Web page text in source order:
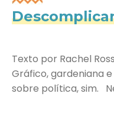
Texto por Rachel
Gráfico, gardeniana
sobre política, sim.